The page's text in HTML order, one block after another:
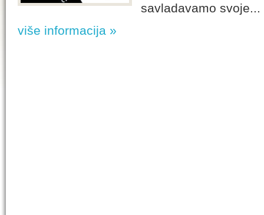
savladavamo svoje...
više informacija »